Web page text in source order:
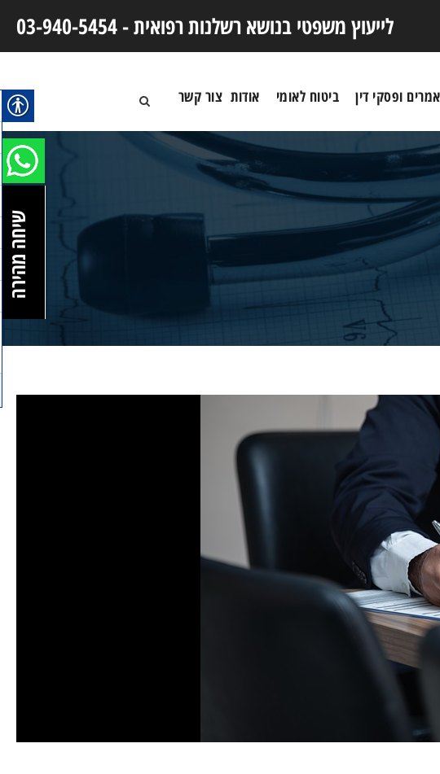
לייעוץ משפטי בנושא רשלנות רפואית -03-940-5454
ופסקי דין ביטוח לאומי אודות צור קשר
שיחה מהירה